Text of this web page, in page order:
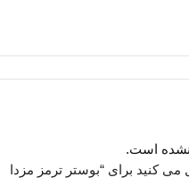
نشده است.
می کنید برای “بوستر ترمز مزدا